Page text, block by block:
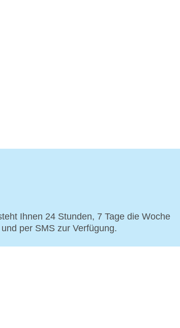
Ihnen 24 Stunden, 7 Tage die Woche
per SMS zur Verfügung.